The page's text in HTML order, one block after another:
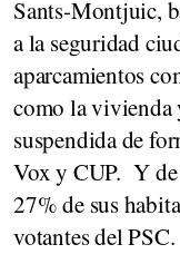
Sants-Montjuic,
a la seguridad
aparcamientos
como la vivienda
suspendida de
Vox y CUP. Y de
27% de sus
votantes del PSC.